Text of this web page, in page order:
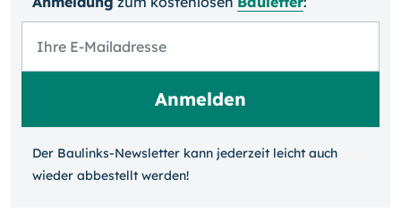
Der Baulinks-Newsletter kann jeder­zeit leicht auch
wieder ab­bestellt werden!